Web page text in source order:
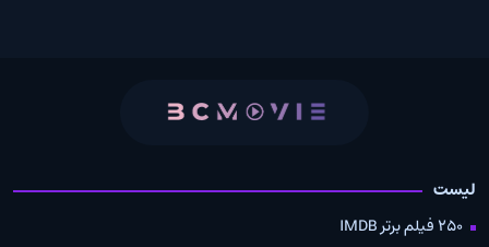
لیست
250 فیلم برتر IMDB